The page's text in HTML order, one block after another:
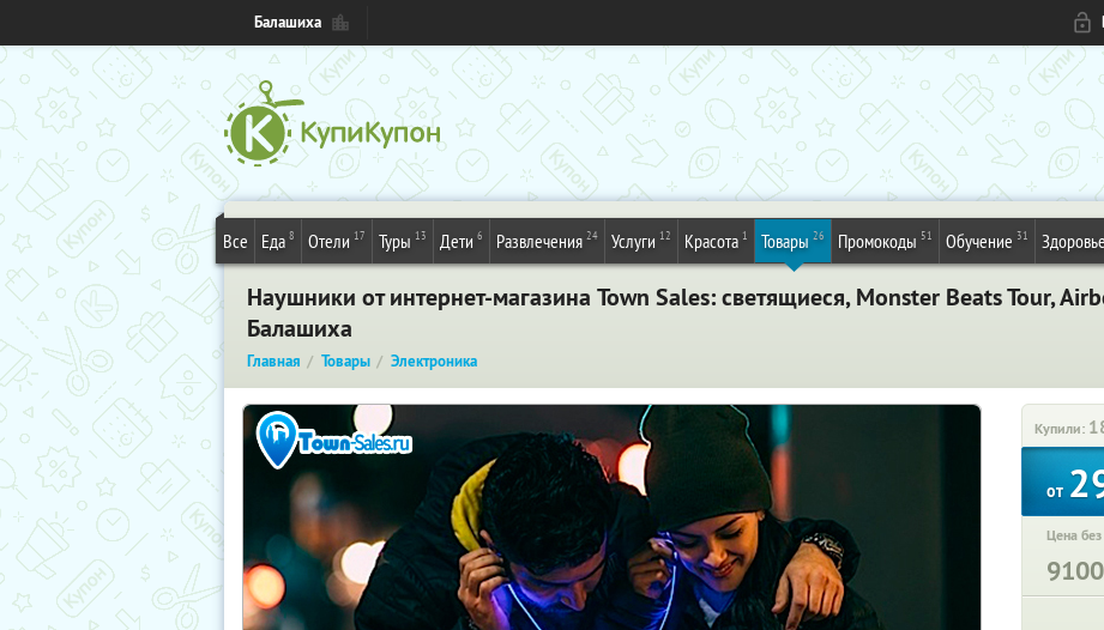
Балашиха
Все Еда 8 Отели 17 Туры 13 Дети 6 Развлечения 24 Услуги 12 Красота 1 Товары 26 Промокоды 51 Обучение 31 Здоровье
Наушники от интернет-магазина Town Sales: светящиеся, Monster Beats Tour,
Балашиха
Главная Товары Электроника
Купили:
от
Цена
9100